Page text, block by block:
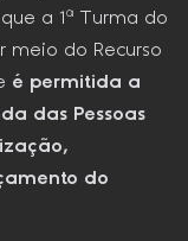
a 1ª Turma do
meio do Recurso
é permitida a
das Pessoas
do